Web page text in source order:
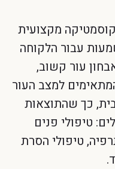
מקצועית
עבור הלקוחה
עור קשוב,
למצב העור
כך שהתוצאות
טיפולי פנים
טיפולי הסרת